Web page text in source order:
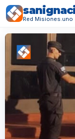
Red Misiones.uno